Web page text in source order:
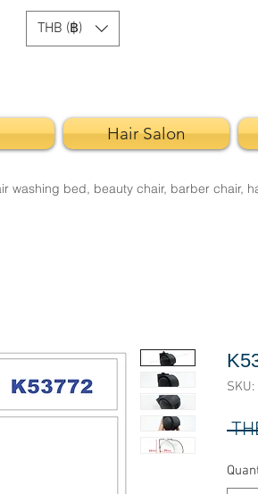
THB (฿)
Hair Salon
washing bed, beauty chair, barber chair,